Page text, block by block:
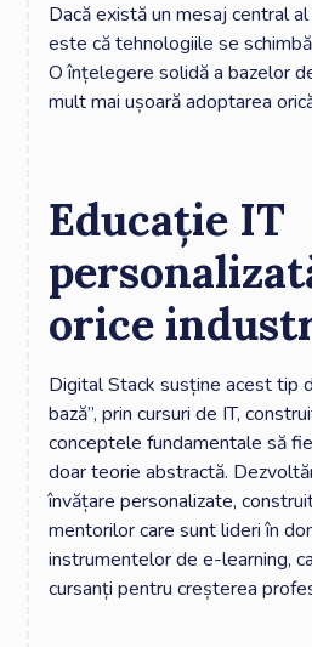
Dacă există un mesaj central
este că tehnologiile se
O înțelegere solidă a bazelor
mult mai ușoară adoptarea
Educație IT
orice
Digital Stack susține acest tip
bază”, prin cursuri de IT,
conceptele fundamentale să
doar teorie abstractă.
învățare personalizate,
mentorilor care sunt lideri în
instrumentelor de e-learning,
cursanți pentru creșterea